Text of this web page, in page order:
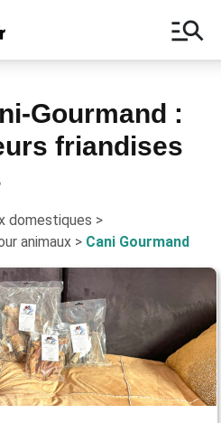
manage_search
Gourmand :
friandises
domestiques >
animaux > Cani Gourmand
vos animaux !